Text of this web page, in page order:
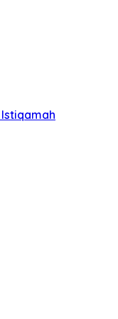
Istiqamah